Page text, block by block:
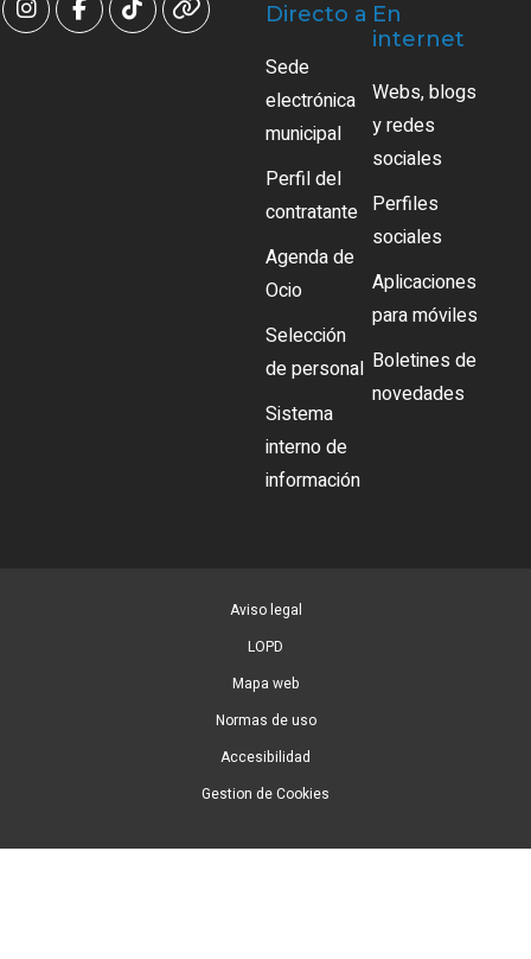
Directo a
Sede
electrónica
municipal
Perfil del
contratante
Agenda de
Ocio
Selección
de personal
Sistema
interno de
información
En
internet
Webs, blogs
y redes
sociales
Perfiles
sociales
Aplicaciones
para móviles
Boletines de
novedades
Aviso legal
LOPD
Mapa web
Normas de uso
Accesibilidad
Gestion de Cookies